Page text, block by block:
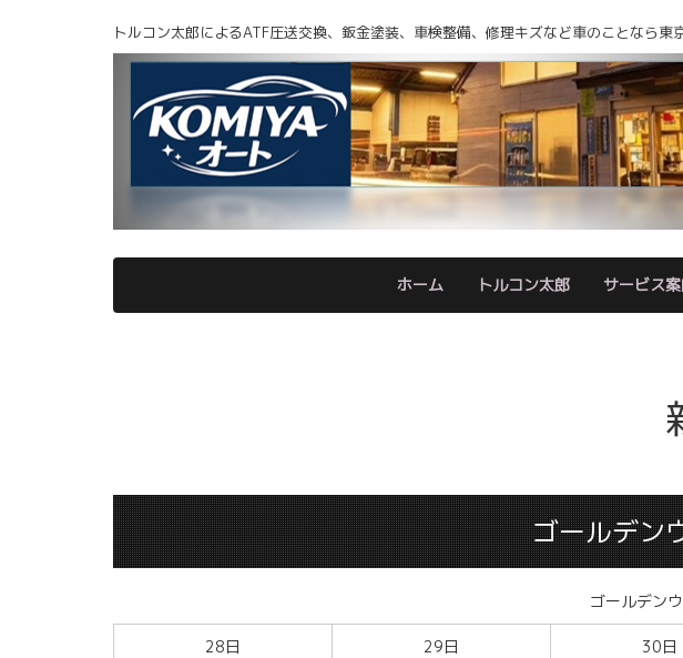
トルコン太郎によるATF圧送交換、鈑金塗装、車検整備、修理キズなど車のことなら東
ホーム トルコン太郎 サービス
ゴールデン
ゴールデン
28日 29日 30日